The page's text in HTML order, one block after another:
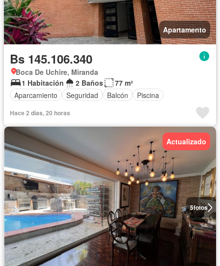
Apartamento
Bs 145.106.340
Boca De Uchire, Miranda
1 Habitación
2 Baños
77 m²
Aparcamiento
Seguridad Balcón Piscina
Hace 2 días, 20 horas
5fotos
Actualizado